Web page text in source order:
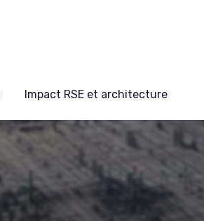
Impact RSE et architecture